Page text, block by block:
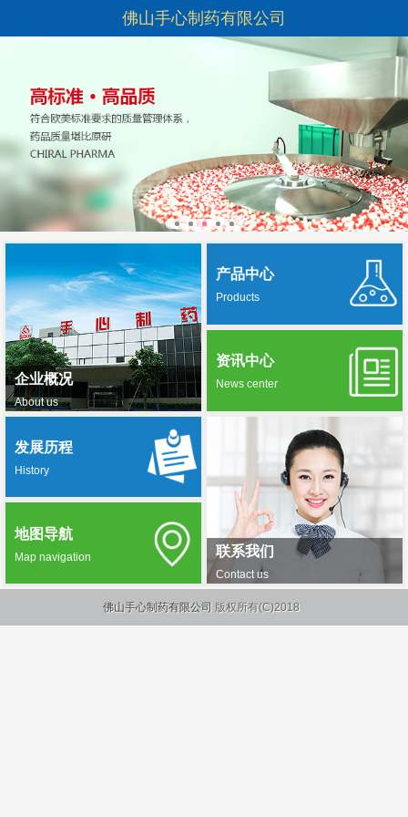
佛山手心制药有限公司
企业概况
About us
产品中心
Products
资讯中心
News center
联系我们
Contact us
发展历程
History
地图导航
Map navigation
佛山手心制药有限公司 版权所有(C)2018